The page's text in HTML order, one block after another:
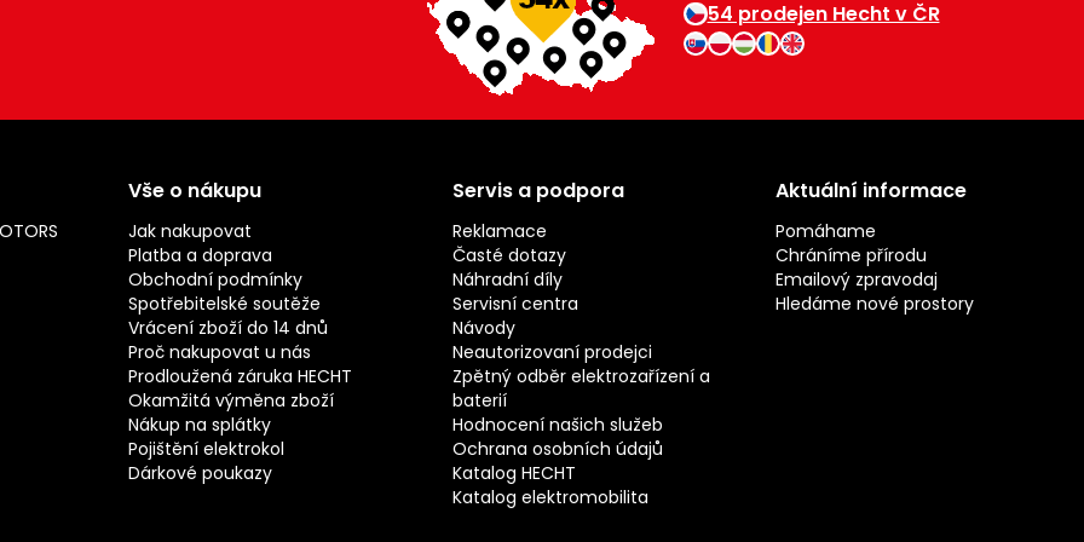
54 prodejen Hecht v ČR
Vše o nákupu
Jak nakupovat
Platba a doprava
Obchodní podmínky
Spotřebitelské soutěže
Vrácení zboží do 14 dnů
Proč nakupovat u nás
Prodloužená záruka HECHT
Okamžitá výměna zboží
Nákup na splátky
Pojištění elektrokol
Dárkové poukazy
Servis a podpora
Reklamace
Časté dotazy
Náhradní díly
Servisní centra
Návody
Neautorizovaní prodejci
Zpětný odběr elektrozařízení a
baterií
Hodnocení našich služeb
Ochrana osobních údajů
Katalog HECHT
Katalog elektromobilita
Aktuální informace
Pomáhame
Chráníme přírodu
Emailový zpravodaj
Hledáme nové prostory